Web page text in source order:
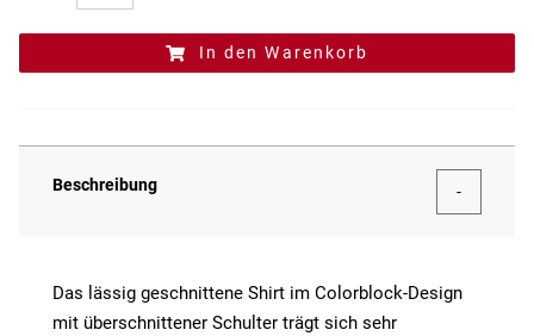
In den Warenkorb
Beschreibung
Das lässig geschnittene Shirt im Colorblock-Design
mit überschnittener Schulter trägt sich sehr